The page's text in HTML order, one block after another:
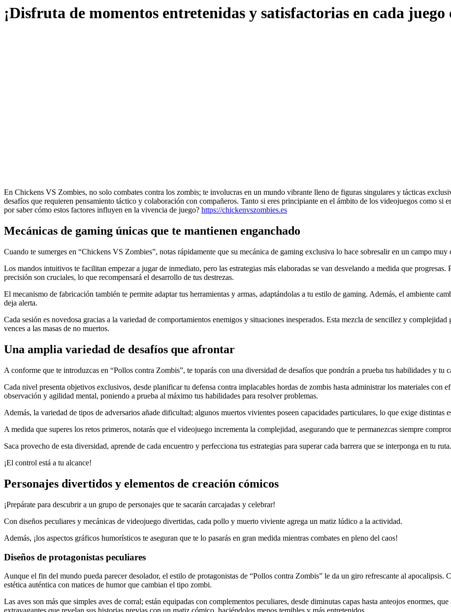
¡Disfruta de momentos entretenidas y satisfactorias en cada
En Chickens VS Zombies, no solo combates contra los zombis; te involucras en un mundo vibrante lleno de figuras singulares y tácticas
desafíos que requieren pensamiento táctico y colaboración con compañeros. Tanto si eres principiante en el ámbito de los videojuegos como si
por saber cómo estos factores influyen en la vivencia de juego? https://chickenvszombies.es
Mecánicas de gaming únicas que te mantienen enganchado
Cuando te sumerges en “Chickens VS Zombies”, notas rápidamente que su mecánica de gaming exclusiva lo hace sobresalir en un campo muy
Los mandos intuitivos te facilitan empezar a jugar de inmediato, pero las estrategias más elaboradas se van desvelando a medida que
precisión son cruciales, lo que recompensará el desarrollo de tus destrezas.
El mecanismo de fabricación también te permite adaptar tus herramientas y armas, adaptándolas a tu estilo de gaming. Además, el ambiente
deja alerta.
Cada sesión es novedosa gracias a la variedad de comportamientos enemigos y situaciones inesperados. Esta mezcla de sencillez y
vences a las masas de no muertos.
Una amplia variedad de desafíos que afrontar
A conforme que te introduzcas en “Pollos contra Zombis”, te toparás con una diversidad de desafíos que pondrán a prueba tus habilidades y tu
Cada nivel presenta objetivos exclusivos, desde planificar tu defensa contra implacables hordas de zombis hasta administrar los materiales con
observación y agilidad mental, poniendo a prueba al máximo tus habilidades para resolver problemas.
Además, la variedad de tipos de adversarios añade dificultad; algunos muertos vivientes poseen capacidades particulares, lo que exige distintas
A medida que superes los retos primeros, notarás que el videojuego incrementa la complejidad, asegurando que te permanezcas siempre
Saca provecho de esta diversidad, aprende de cada encuentro y perfecciona tus estrategias para superar cada barrera que se interponga en tu ruta.
¡El control está a tu alcance!
Personajes divertidos y elementos de creación cómicos
¡Prepárate para descubrir a un grupo de personajes que te sacarán carcajadas y celebrar!
Con diseños peculiares y mecánicas de videojuego divertidas, cada pollo y muerto viviente agrega un matiz lúdico a la actividad.
Además, ¡los aspectos gráficos humorísticos te aseguran que te lo pasarás en gran medida mientras combates en pleno del caos!
Diseños de protagonistas peculiares
Aunque el fin del mundo pueda parecer desolador, el estilo de protagonistas de “Pollos contra Zombis” le da un giro refrescante al apocalipsis.
estética auténtica con matices de humor que cambian el tipo zombi.
Las aves son más que simples aves de corral; están equipadas con complementos peculiares, desde diminutas capas hasta anteojos enormes,